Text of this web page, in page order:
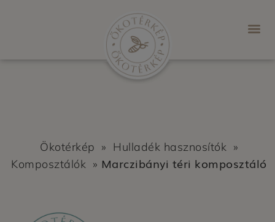
Ökotérkép » Hulladék hasznosítók »
Komposztálók » Marczibányi téri komposztáló